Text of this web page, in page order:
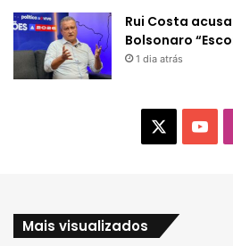
Rui Costa
Bolsonaro
1 dia atrás
Mais visualizados